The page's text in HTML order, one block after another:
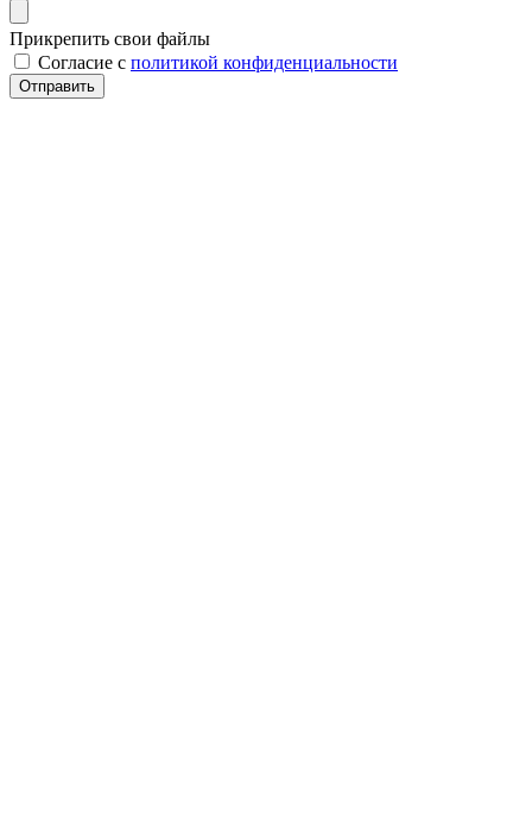
Прикрепить свои файлы
Cогласие с политикой конфиденциальности
Отправить